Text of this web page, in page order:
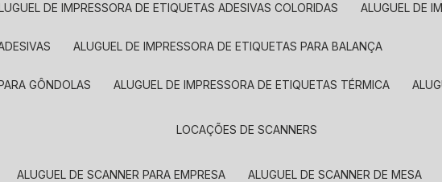
DE IMPRESSORA DE ETIQUETAS ADESIVAS COLORIDAS ALUGUEL DE
ALUGUEL DE IMPRESSORA DE ETIQUETAS PARA BALANÇA
GÔNDOLAS ALUGUEL DE IMPRESSORA DE ETIQUETAS TÉRMICA
LOCAÇÕES DE SCANNERS
ALUGUEL DE SCANNER PARA EMPRESA ALUGUEL DE SCANNER DE MESA